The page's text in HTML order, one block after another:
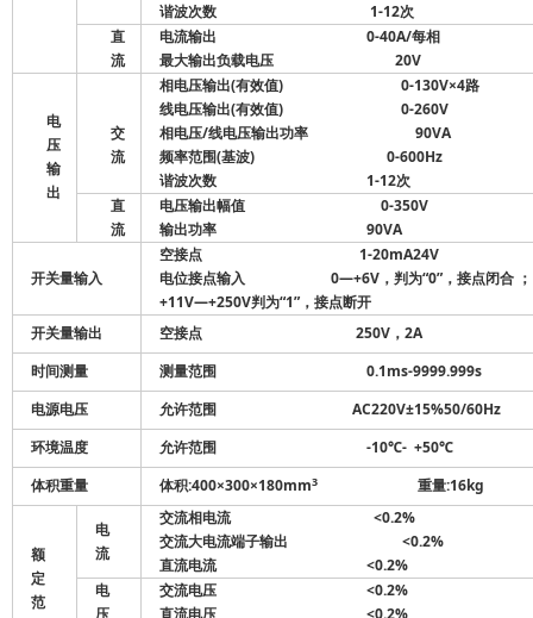
谐波次数 1-12次
直
流
电流输出 0-40A/每相
最大输出负载电压 20V
电
压
输
出
交
流
相电压输出(有效值) 0-130V×4路
线电压输出(有效值) 0-260V
相电压/线电压输出功率 90VA
频率范围(基波) 0-600Hz
谐波次数 1-12次
直
流
电压输出幅值 0-350V
输出功率 90VA
开关量输入
空接点 1-20mA24V
电位接点输入 0—+6V，判为“0”，接点闭合 ；
+11V—+250V判为“1”，接点断开
开关量输出
空接点 250V，2A
时间测量
测量范围 0.1ms-9999.999s
电源电压
允许范围 AC220V±15%50/60Hz
环境温度
允许范围 -10℃- +50℃
体积重量
体积:400×300×180mm3 重量:16kg
额
定
范
电
流
交流相电流 <0.2%
交流大电流端子输出 <0.2%
直流电流 <0.2%
电
交流电压 <0.2%